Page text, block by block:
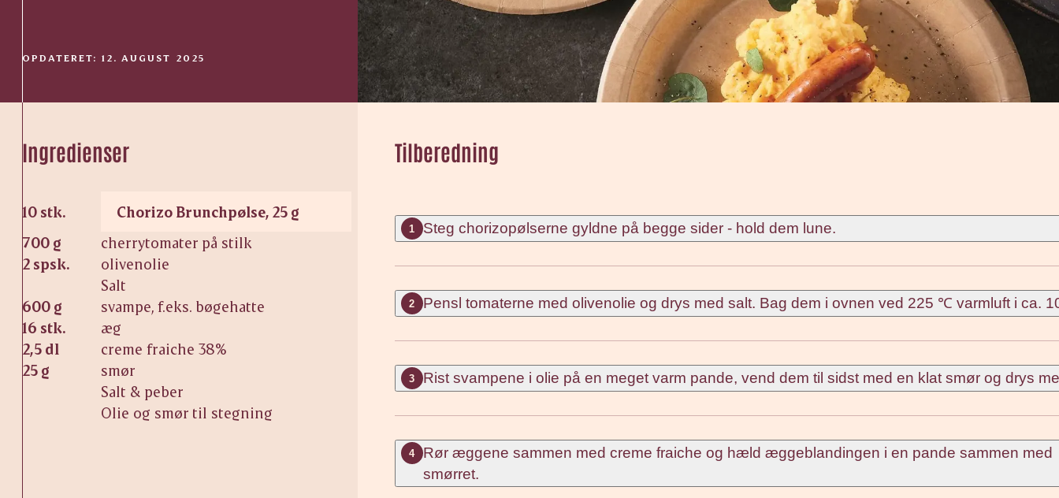
OPDATERET: 12. AUGUST 2025
Ingredienser
10 stk.
Chorizo Brunchpølse, 25 g
700 g
cherrytomater på stilk
2 spsk.
olivenolie
Salt
600 g
svampe, f.eks. bøgehatte
16 stk.
æg
2,5 dl
creme fraiche 38%
25 g
smør
Salt & peber
Olie og smør til stegning
Tilberedning
1 Steg chorizopølserne gyldne på begge sider - hold dem lune.
2 Pensl tomaterne med olivenolie og drys med salt. Bag dem i ovnen ved 225 ℃ varmluft i ca.
3 Rist svampene i olie på en meget varm pande, vend dem til sidst med en klat smør og drys
4
Rør æggene sammen med creme fraiche og hæld æggeblandingen i en pande sammen med
smørret.